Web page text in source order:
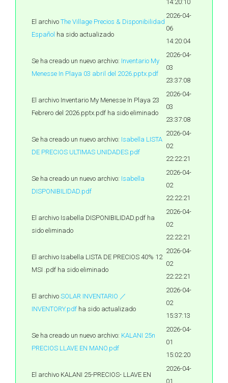
14:20:10
El archivo The Village Precios & Disponibilidad
Español ha sido actualizado
2026-04-
06
14:20:04
Se ha creado un nuevo archivo: Inventario My
Menesse In Playa 03 abril del 2026.pptx.pdf
2026-04-
03
23:37:08
El archivo Inventario My Menesse In Playa 23
Febrero del 2026.pptx.pdf ha sido eliminado
2026-04-
03
23:37:08
Se ha creado un nuevo archivo: Isabella LISTA
DE PRECIOS ULTIMAS UNIDADES.pdf
2026-04-
02
22:22:21
Se ha creado un nuevo archivo: Isabella
DISPONIBILIDAD.pdf
2026-04-
02
22:22:21
El archivo Isabella DISPONIBILIDAD.pdf ha
sido eliminado
2026-04-
02
22:22:21
El archivo Isabella LISTA DE PRECIOS 40% 12
MSI .pdf ha sido eliminado
2026-04-
02
22:22:21
El archivo SOLAR INVENTARIO ／
INVENTORY.pdf ha sido actualizado
2026-04-
02
15:37:13
Se ha creado un nuevo archivo: KALANI 25n
PRECIOS LLAVE EN MANO.pdf
2026-04-
01
15:02:20
El archivo KALANI 25-PRECIOS- LLAVE EN
2026-04-
01